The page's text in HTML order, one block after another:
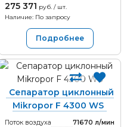
275 371 руб. / шт.
Наличие: По запросу
Подробнее
Сепаратор циклонный
Mikropor F 4300 WS
Поток воздуха
71670 л/мин